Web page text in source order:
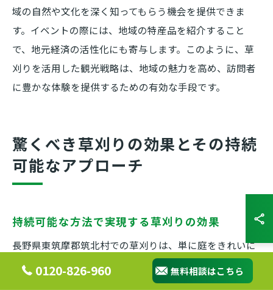
域の自然や文化を深く知ってもらう機会を提供できま
す。イベントの際には、地域の特産品を紹介すること
で、地元経済の活性化にも寄与します。このように、草
刈りを活用した観光戦略は、地域の魅力を高め、訪問者
に豊かな体験を提供するための有効な手段です。
驚くべき草刈りの効果とその持続
可能なアプローチ
持続可能な方法で実現する草刈りの効果
長野県東筑摩郡筑北村での草刈りは、単に庭をきれいに
保つだけでなく、持続可能な方法で行うことで様々な効
果が期待できます。まず、定期的に草を刈ることによ
0120-826-960 無料相談はこちら